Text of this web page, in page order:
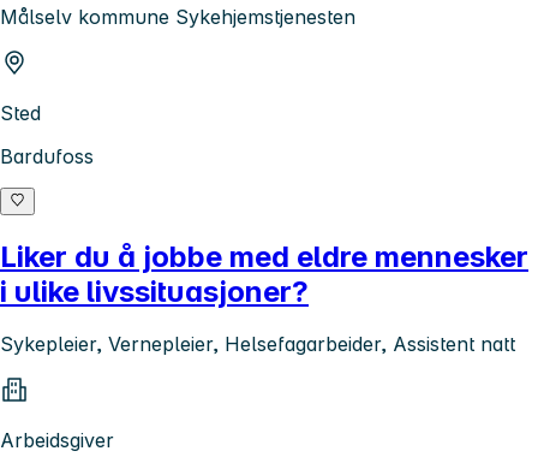
Målselv kommune Sykehjemstjenesten
Sted
Bardufoss
Liker du å jobbe med eldre mennesker
i ulike livssituasjoner?
Sykepleier, Vernepleier, Helsefagarbeider, Assistent natt
Arbeidsgiver